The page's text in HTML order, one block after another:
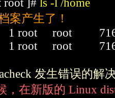
root ]# ls -l /home
案产生了！
1 root root 7168
1 root root 7168
发生错误的解
，在新版的 Linux